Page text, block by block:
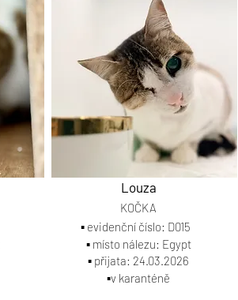
Louza
▪️ evidenční číslo: D015
▪️ místo nálezu: Egypt
▪️ přijata: 24.03.2026
▪️v karanténě
KOČKA